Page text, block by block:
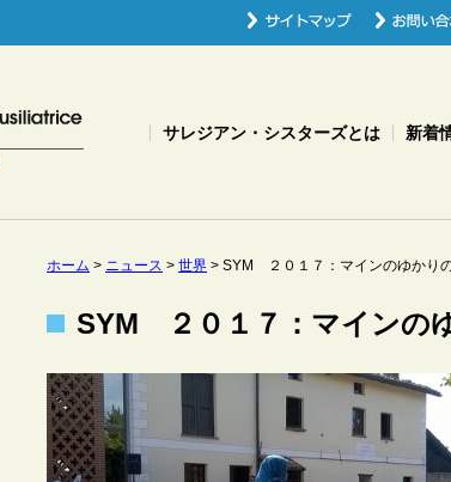
サレジアン・シスターズとは 新着
ホーム > ニュース > 世界 > SYM ２０１７：マインのゆかり
SYM ２０１７：マインの